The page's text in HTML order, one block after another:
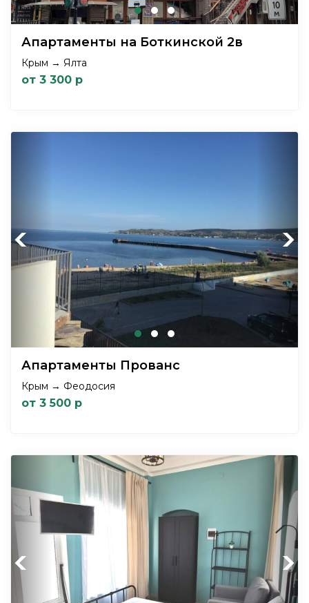
Апартаменты на Боткинской 2в
Крым → Ялта
от 3 300 р
Previous Next
Апартаменты Прованс
Крым → Феодосия
от 3 500 р
Previous Next